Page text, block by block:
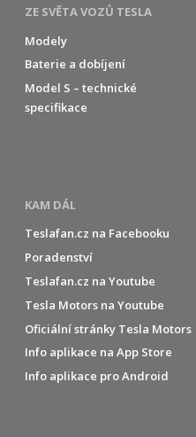
ZE SVĚTA VOZŮ TESLA
Modely
Baterie a dobíjení
Model S – technické
specifikace
KAM DÁL
Teslafan.cz na Facebooku
Poradenství
Teslafan.cz na Youtube
Tesla Motors na Youtube
Oficiální stránky Tesla Motors
Info aplikace na App Store
Info aplikace pro Android